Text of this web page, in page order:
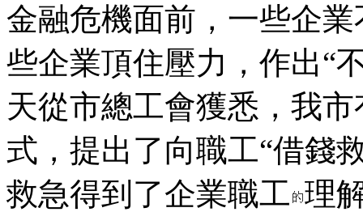
金融危機面前，一些企
些企業頂住壓力，作出“
天從市總工會獲悉，我
式，提出了向職工“借錢
救急得到了企業職工 理